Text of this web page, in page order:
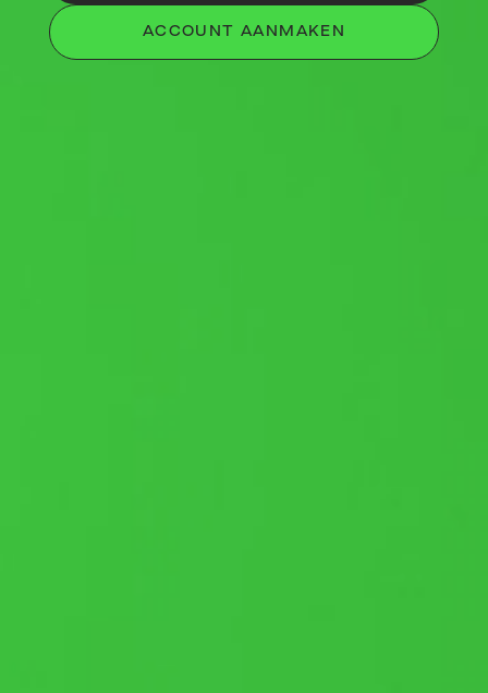
ACCOUNT AANMAKEN